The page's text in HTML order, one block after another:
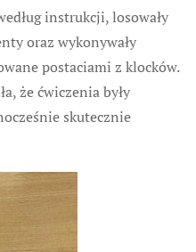
instrukcji, losowały
oraz wykonywały
postaciami z klocków.
że ćwiczenia były
skutecznie